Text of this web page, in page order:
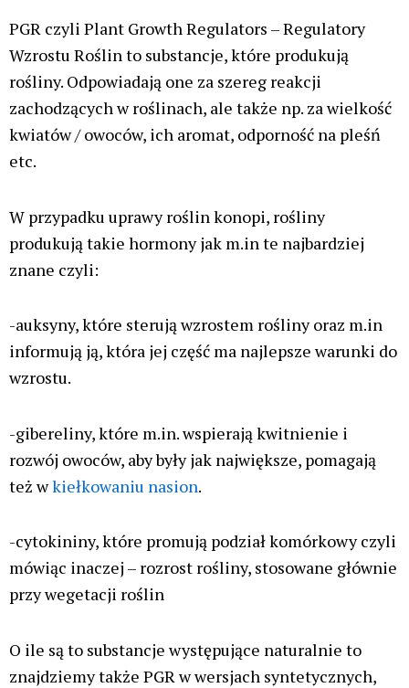
PGR czyli Plant Growth Regulators – Regulatory
Wzrostu Roślin to substancje, które produkują
rośliny. Odpowiadają one za szereg reakcji
zachodzących w roślinach, ale także np. za wielkość
kwiatów / owoców, ich aromat, odporność na pleśń
etc.
W przypadku uprawy roślin konopi, rośliny
produkują takie hormony jak m.in te najbardziej
znane czyli:
-auksyny, które sterują wzrostem rośliny oraz m.in
informują ją, która jej część ma najlepsze warunki do
wzrostu.
-gibereliny, które m.in. wspierają kwitnienie i
rozwój owoców, aby były jak największe, pomagają
też wkiełkowaniu nasion.
-cytokininy, które promują podział komórkowy czyli
mówiąc inaczej – rozrost rośliny, stosowane głównie
przy wegetacji roślin
O ile są to substancje występujące naturalnie to
znajdziemy także PGR w wersjach syntetycznych,